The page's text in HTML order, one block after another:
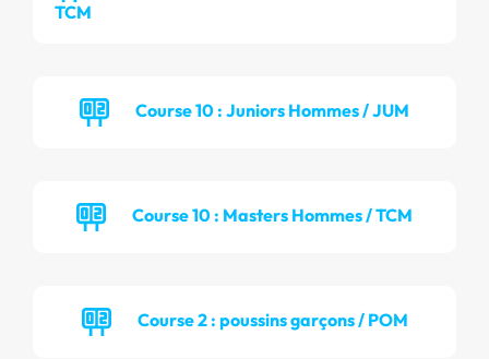
TCM
Course 10 : Juniors Hommes / JUM
Course 10 : Masters Hommes / TCM
Course 2 : poussins garçons / POM